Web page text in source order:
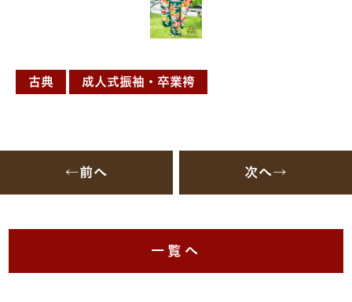
古典 成人式振袖・卒業袴
←前へ 次へ→
一覧へ